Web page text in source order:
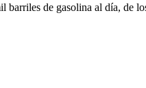
de gasolina al día, de